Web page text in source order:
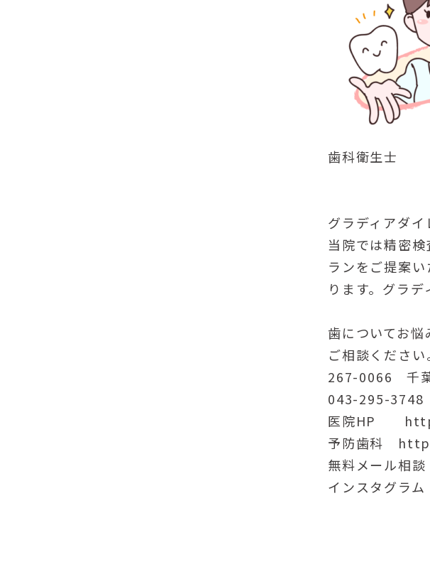
歯科衛生士
グラディアダ
当院では精密
ランをご提案
ります。グラデ
歯についてお
ご相談ください
267-0066 千葉
043-295-3748
医院HP
予防歯科
無料メール
インスタグ